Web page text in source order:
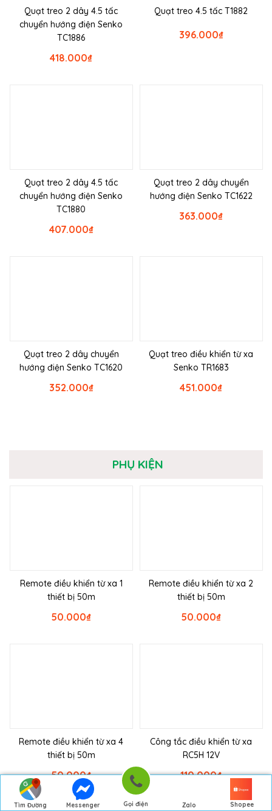
Tìm Đường
Messenger Gọi điện Zalo Shopee
Quạt treo 2 dây 4.5 tấc
chuyển hướng điện Senko
TC1886
₫
418.000
Quạt treo 4.5 tấc T1882
₫
396.000
Quạt treo 2 dây 4.5 tấc
chuyển hướng điện Senko
TC1880
₫
407.000
Quạt treo 2 dây chuyển
hướng điện Senko TC1622
₫
363.000
Quạt treo 2 dây chuyển
hướng điện Senko TC1620
₫
352.000
Quạt treo điều khiển từ xa
Senko TR1683
₫
451.000
PHỤ KIỆN
Remote điều khiển từ xa 1
thiết bị 50m
₫
50.000
Remote điều khiển từ xa 2
thiết bị 50m
₫
50.000
Remote điều khiển từ xa 4
thiết bị 50m
₫
50.000
Công tắc điều khiển từ xa
RC5H 12V
₫
110.000